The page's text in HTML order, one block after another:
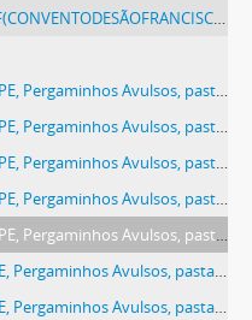
- Pergaminhos Avulsos, pasta 02 SF (Convento de São Francisco de Évora).
pasta 02 SF (Convento de São Francisco de Évora), peça 032, doc. 001 a
pasta 02 SF (Convento de São Francisco de Évora), peça 035, doc. 001 a
pasta 02 SF (Convento de São Francisco de Évora), peça 037, doc. 001 a
pasta 02 SF (Convento de São Francisco de Évora), peça 032, doc. 001 b
pasta 02 SF (Convento de São Francisco de Évora), peça 032, doc. 001 c
pasta 02 SF (Convento de São Francisco de Évora), peça 006, doc. 002
pasta 02 SF (Convento de São Francisco de Évora), peça 018, doc. 002